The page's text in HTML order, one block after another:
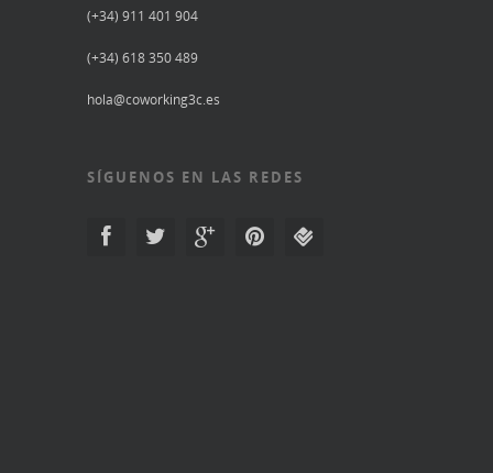
(+34) 911 401 904
(+34) 618 350 489
hola@coworking3c.es
SÍGUENOS EN LAS REDES